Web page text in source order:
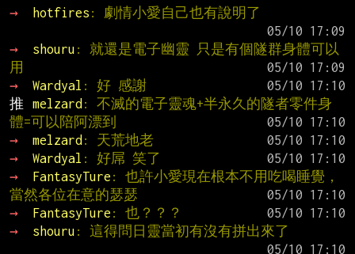
→
hotfires : 劇情小愛自己也有說明了
→
shouru : 就還是電子幽靈 只是有個隧群身體可以
用
→
Wardyal : 好 感謝
推
melzard : 不滅的電子靈魂+半永久的隧者零件身
體=可以陪阿漂到
→
melzard : 天荒地老
→
Wardyal : 好屌 笑了
→
FantasyTure : 也許小愛現在根本不用吃喝睡覺，
當然各位在意的瑟瑟
→
FantasyTure : 也？？？
→
shouru : 這得問日靈當初有沒有拼出來了